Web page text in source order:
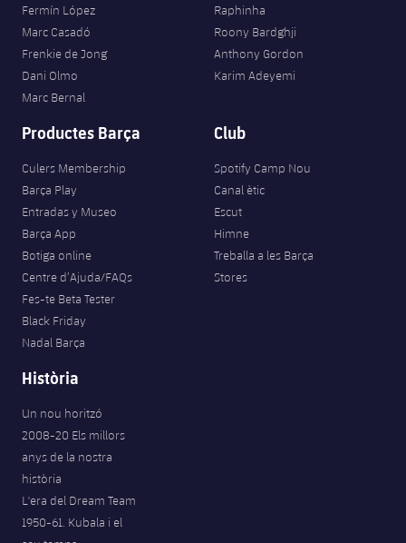
Història
Entrades
Resultats
Classificació
Jugadors
Fotos
Història
Palmarès
Calendari
Resultats
Jugadors
Actualitat
Barça C
Infantil
Aleví
Campus Estiu
PLUSICON
MÉS
plusicon
Notícies
Atletisme
plusicon
més
Actualitat
Masculí
Femení
Agenda
Bàsquet en cadira de rodes
Actualitat
Hockey gel
plusicon
més
Actualitat
Calendari
Resultats
Classificació
Hoquei herba
plusicon
més
Hockey Herba Masculí
Hockey Herba Femení
Patinatge artístic
plusicon
més
Actualitat
Plantilla
Agenda
Escola de Patinatge
Rugby
Actualitat
Voleibol
plusicon
més
Fermín López
Marc Casadó
Frenkie de Jong
Dani Olmo
Marc Bernal
Raphinha
Roony Bardghji
Anthony Gordon
Karim Adeyemi
Productes Barça
Culers Membership
Barça Play
Entradas y Museo
Barça App
Botiga online
Centre d’Ajuda/FAQs
Fes-te Beta Tester
Black Friday
Nadal Barça
Club
Spotify Camp Nou
Canal ètic
Escut
Himne
Treballa a les Barça
Stores
Història
Un nou horitzó
2008-20 Els millors
anys de la nostra
història
L'era del Dream Team
1950-61. Kubala i el